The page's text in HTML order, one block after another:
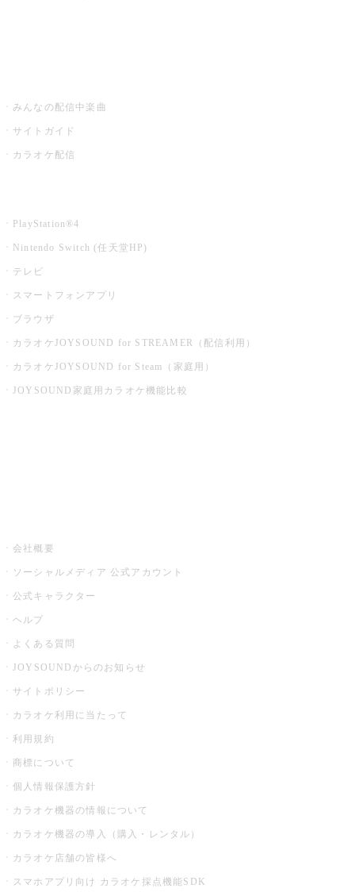
みんなの配信中楽曲
サイトガイド
カラオケ配信
PlayStation®4
Nintendo Switch (任天堂HP)
テレビ
スマートフォンアプリ
ブラウザ
カラオケJOYSOUND for STREAMER（配信利用）
カラオケJOYSOUND for Steam（家庭用）
JOYSOUND家庭用カラオケ機能比較
会社概要
ソーシャルメディア 公式アカウント
公式キャラクター
ヘルプ
よくある質問
JOYSOUNDからのお知らせ
サイトポリシー
カラオケ利用に当たって
利用規約
商標について
個人情報保護方針
カラオケ機器の情報について
カラオケ機器の導入（購入・レンタル）
カラオケ店舗の皆様へ
スマホアプリ向け カラオケ採点機能SDK